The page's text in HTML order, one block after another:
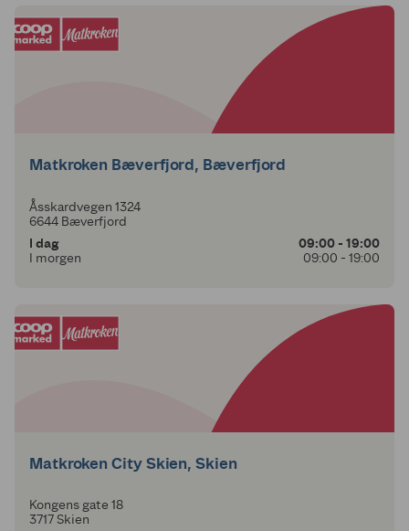
Matkroken Bæverfjord, Bæverfjord
Åsskardvegen 1324
6644 Bæverfjord
I dag
09:00 - 19:00
I morgen
09:00 - 19:00
Matkroken City Skien, Skien
Kongens gate 18
3717 Skien